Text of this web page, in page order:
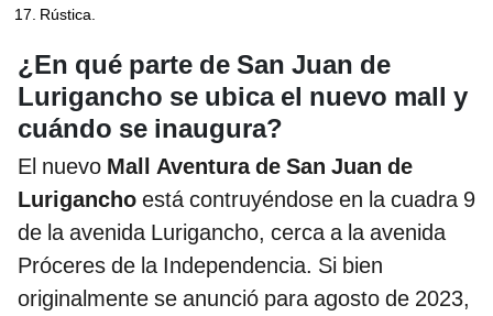
Rústica.
¿En qué parte de San Juan de
Lurigancho se ubica el nuevo mall y
cuándo se inaugura?
El nuevo Mall Aventura de San Juan de
Lurigancho está contruyéndose en la cuadra 9
de la avenida Lurigancho, cerca a la avenida
Próceres de la Independencia. Si bien
originalmente se anunció para agosto de 2023,